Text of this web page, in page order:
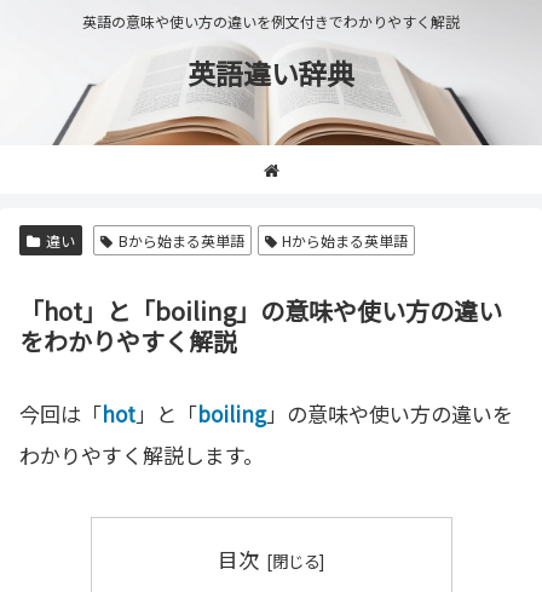
英語の意味や使い方の違いを例文付きでわかりやすく解説
英語違い辞典
違い Bから始まる英単語 Hから始まる英単語
「hot」と「boiling」の意味や使い方の違い
をわかりやすく解説
今回は「hot」と「boiling」の意味や使い方の違いを
わかりやすく解説します。
目次